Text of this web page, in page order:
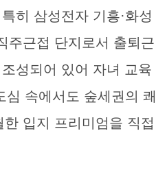
히 삼성전자 기흥·화
주근접 단지로서 출퇴
성되어 있어 자녀 교
속에서도 숲세권의
한 입지 프리미엄을 직